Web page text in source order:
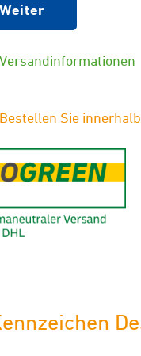
Weiter
Versandinformationen
Bestellen Sie